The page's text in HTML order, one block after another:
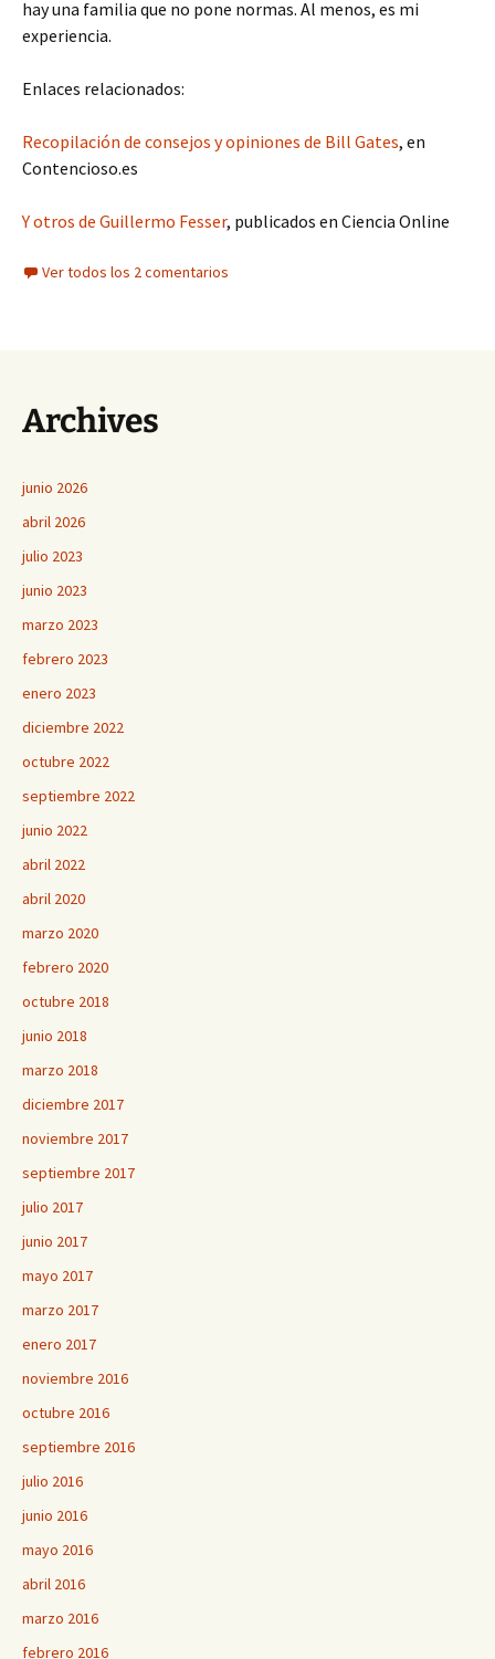
hay una familia que no pone normas. Al menos, es mi
experiencia.
Enlaces relacionados:
Recopilación de consejos y opiniones de Bill Gates, en
Contencioso.es
Y otros de Guillermo Fesser, publicados en Ciencia Online
Ver todos los 2 comentarios
Archives
junio 2026
abril 2026
julio 2023
junio 2023
marzo 2023
febrero 2023
enero 2023
diciembre 2022
octubre 2022
septiembre 2022
junio 2022
abril 2022
abril 2020
marzo 2020
febrero 2020
octubre 2018
junio 2018
marzo 2018
diciembre 2017
noviembre 2017
septiembre 2017
julio 2017
junio 2017
mayo 2017
marzo 2017
enero 2017
noviembre 2016
octubre 2016
septiembre 2016
julio 2016
junio 2016
mayo 2016
abril 2016
marzo 2016
febrero 2016